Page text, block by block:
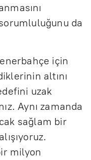
da
için
altını
uzak
Aynı zamanda
sağlam bir
milyon